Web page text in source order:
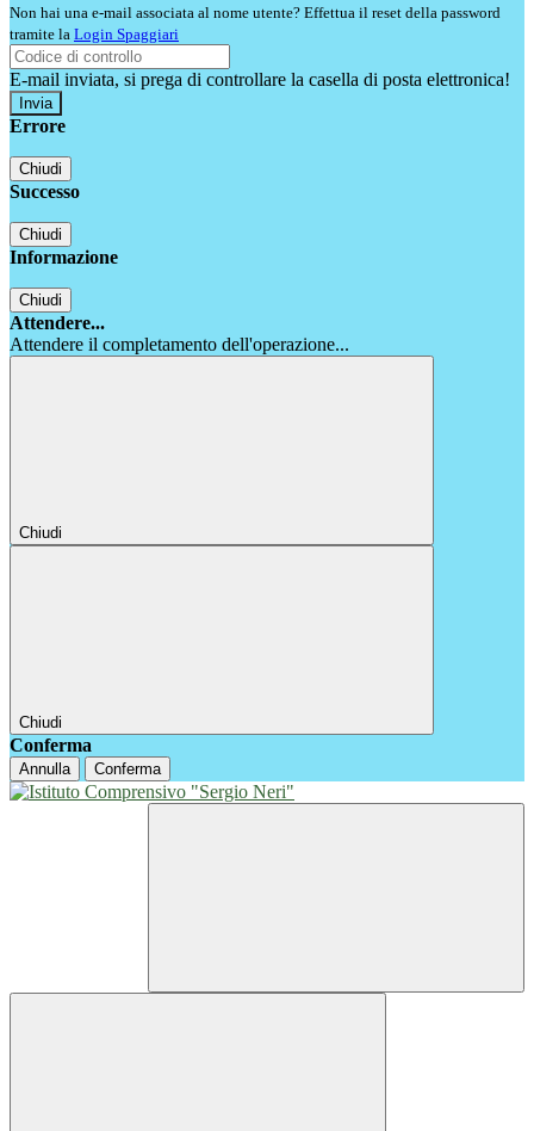
Non hai una e-mail associata al nome utente? Effettua il reset della password
tramite la Login Spaggiari
E-mail inviata, si prega di controllare la casella di posta elettronica!
Errore
Chiudi
Successo
Chiudi
Informazione
Chiudi
Attendere...
Attendere il completamento dell'operazione...
Chiudi
Chiudi
Conferma
Annulla Conferma